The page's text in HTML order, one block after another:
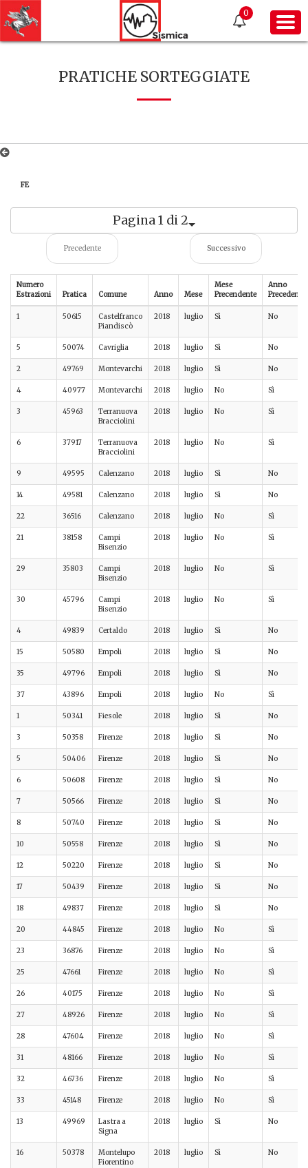
0
PRATICHE SORTEGGIATE
FE
Pagina 1 di 2
Precedente Successivo
Numero
Estrazioni
Pratica Comune Anno Mese
Mese
Precendente
Anno
Precedente
1 50615
Castelfranco
Piandiscò
2018 luglio Sì No
5 50074 Cavriglia 2018 luglio Sì No
2 49769 Montevarchi 2018 luglio Sì No
4 40977 Montevarchi 2018 luglio No Sì
3 45963
Terranuova
Bracciolini
2018 luglio No Sì
6 37917
Terranuova
Bracciolini
2018 luglio No Sì
9 49595 Calenzano 2018 luglio Sì No
14 49581 Calenzano 2018 luglio Sì No
22 36516 Calenzano 2018 luglio No Sì
21 38158
Campi
Bisenzio
2018 luglio No Sì
29 35803
Campi
Bisenzio
2018 luglio No Sì
30 45796
Campi
Bisenzio
2018 luglio No Sì
4 49839 Certaldo 2018 luglio Sì No
15 50580 Empoli 2018 luglio Sì No
35 49796 Empoli 2018 luglio Sì No
37 43896 Empoli 2018 luglio No Sì
1 50341 Fiesole 2018 luglio Sì No
3 50358 Firenze 2018 luglio Sì No
5 50406 Firenze 2018 luglio Sì No
6 50608 Firenze 2018 luglio Sì No
7 50566 Firenze 2018 luglio Sì No
8 50740 Firenze 2018 luglio Sì No
10 50558 Firenze 2018 luglio Sì No
12 50220 Firenze 2018 luglio Sì No
17 50439 Firenze 2018 luglio Sì No
18 49837 Firenze 2018 luglio Sì No
20 44845 Firenze 2018 luglio No Sì
23 36876 Firenze 2018 luglio No Sì
25 47661 Firenze 2018 luglio No Sì
26 40175 Firenze 2018 luglio No Sì
27 48926 Firenze 2018 luglio No Sì
28 47604 Firenze 2018 luglio No Sì
31 48166 Firenze 2018 luglio No Sì
32 46736 Firenze 2018 luglio No Sì
33 45148 Firenze 2018 luglio No Sì
13 49969
Lastra a
Signa
2018 luglio Sì No
16 50378
Montelupo
Fiorentino
2018 luglio Sì No